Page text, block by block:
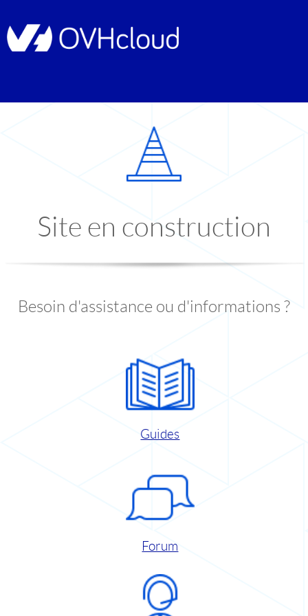
Site en construction
Besoin d'assistance ou d'informations ?
Guides
Forum